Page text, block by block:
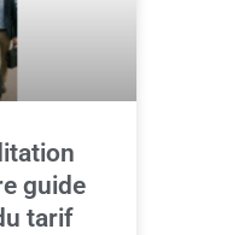
guide
tarif